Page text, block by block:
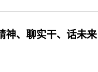
神、聊实干、话未来